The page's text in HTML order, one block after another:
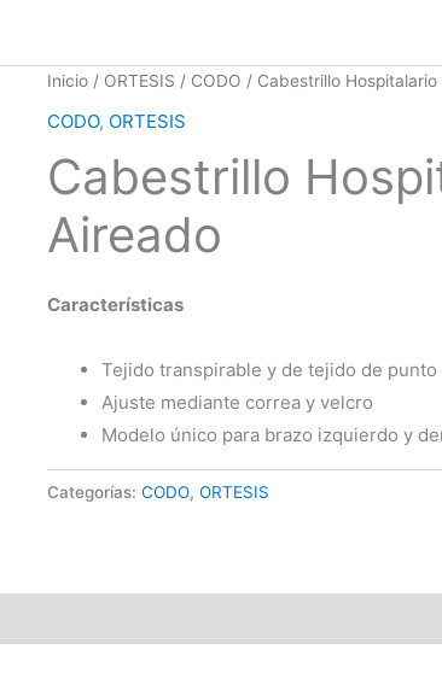
Inicio / ORTESIS / CODO / Cabestrillo Hospitalario
CODO, ORTESIS
Cabestrillo
Aireado
Características
Tejido transpirable y de tejido de punto
Ajuste mediante correa y velcro
Modelo único para brazo izquierdo y
Categorías: CODO, ORTESIS